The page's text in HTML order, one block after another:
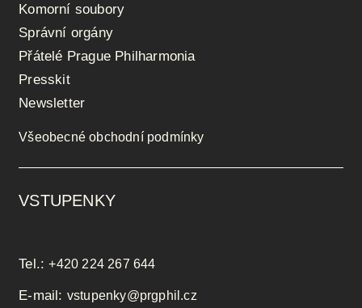
Komorní soubory
Správní orgány
Přátelé Prague Philharmonia
Presskit
Newsletter
Všeobecné obchodní podmínky
VSTUPENKY
Tel.:+420 224 267 644
E-mail: vstupenky@prgphil.cz